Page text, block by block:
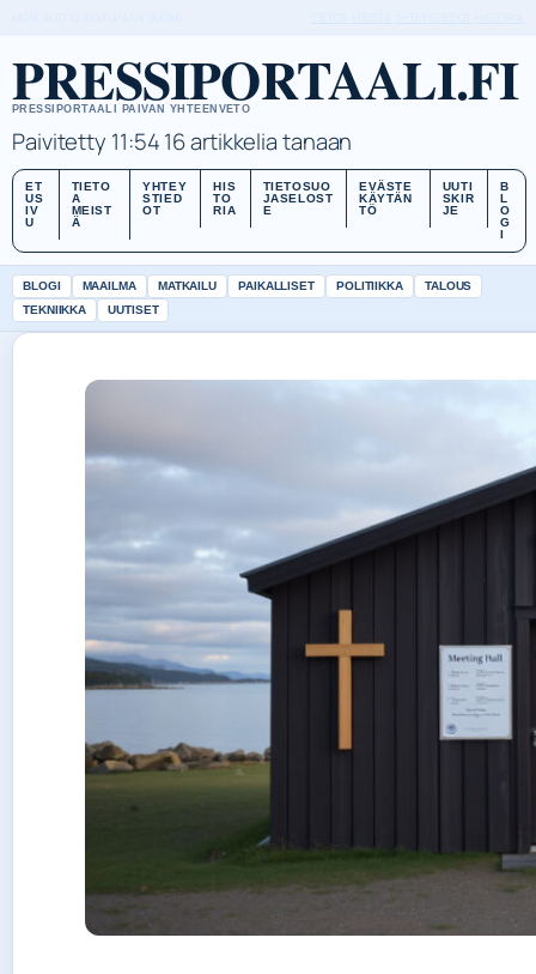
PRESSIPORTAALI.FI
PRESSIPORTAALI PAIVAN YHTEENVETO
Paivitetty 11:5416 artikkelia tanaan
ET
US
IV
U
TIETO
A
MEIST
Ä
YHTEY
STIED
OT
HIS
TO
RIA
TIETOSUO
JASELOST
E
EVÄSTE
KÄYTÄN
TÖ
UUTI
SKIR
JE
B
L
O
G
I
BLOGI MAAILMA MATKAILU PAIKALLISET POLITIIKKA
TALOUS
TEKNIIKKA
UUTISET